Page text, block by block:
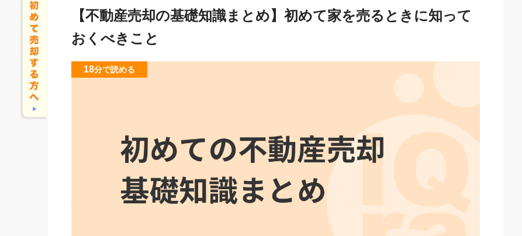
【不動産売却の基礎知識まとめ】初めて家を売るときに知って
おくべきこと
18分で読める